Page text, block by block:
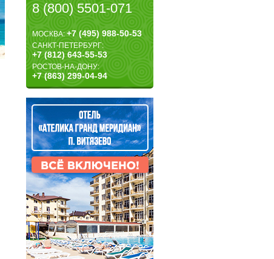
8 (800) 5501-071
МОСКВА:+7 (495) 988-50-53
САНКТ-ПЕТЕРБУРГ:
+7 (812) 643-55-53
РОСТОВ-НА-ДОНУ:
+7 (863) 299-04-94